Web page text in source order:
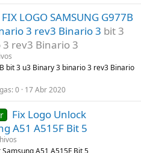
FIX LOGO SAMSUNG G977B
3 rev3 Binario 3 bit 3
rev3 Binario 3
bit 3 u3 Binary 3 binario 3 rev3 Binario
0 17 Abr 2020
Fix Logo Unlock
A51 A515F Bit 5
A51 A515F Bit 5